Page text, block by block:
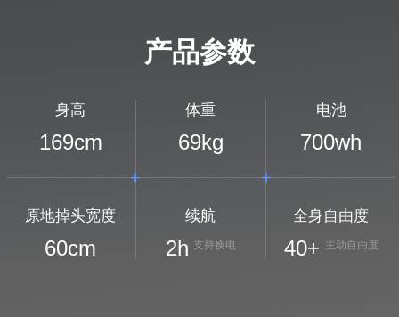
产品参数
身高
169cm
体重
69kg
电池
700wh
原地掉头宽度
60cm
续航
2h 支持换电
全身自由度
40+ 主动自由度